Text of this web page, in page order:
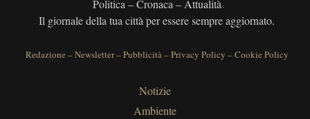
Politica – Cronaca – Attualità
Il giornale della tua città per essere sempre aggiornato.
Redazione –Newsletter–Pubblicità–Privacy Policy –Cookie Policy
Notizie
Ambiente